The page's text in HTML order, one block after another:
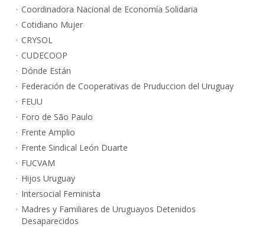
Coordinadora Nacional de Economía Solidaria
Cotidiano Mujer
CRYSOL
CUDECOOP
Dónde Están
Federación de Cooperativas de Pruduccion del Uruguay
FEUU
Foro de São Paulo
Frente Amplio
Frente Sindical León Duarte
FUCVAM
Hijos Uruguay
Intersocial Feminista
Madres y Familiares de Uruguayos Detenidos
Desaparecidos